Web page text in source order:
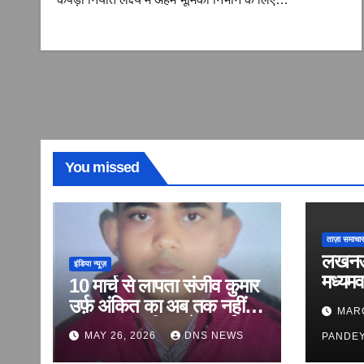
You missed
इंडिया न्यूज़
10 मार्च से लापता संजीव कुमार
उर्फ़ अंकित का अब तक नहीं
लगा सुराग, परिवार ने लगाई
बरामदगी की गुहार
MAY 26, 2026 DNS NEWS
ताज़ा समाचार
लखनऊ
की